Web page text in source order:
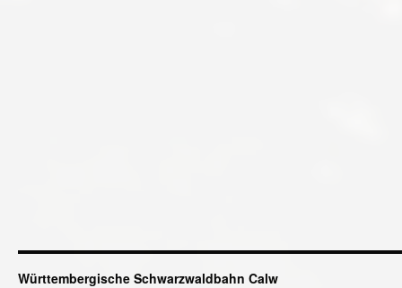
Württembergische Schwarzwaldbahn Calw